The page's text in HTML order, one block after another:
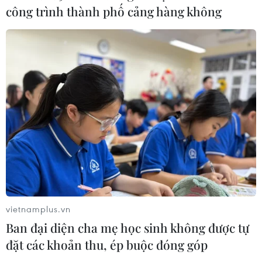
Phân bổ ngân sách chăm sóc sức
khỏe và dân số: Ưu tiên các địa bàn
khó khăn
17/07/2026 22:30
Đà Nẵng tổ chức Lễ hội Sâm Ngọc
Linh 2026: Cam kết 100% sâm thật
17/07/2026 06:09
Tìm ra cơ chế gây bệnh ung thư
xương hiếm gặp
17/07/2026 01:05
công trình thành phố cảng hàng không
vietnamplus.vn
Ban đại diện cha mẹ học sinh không được tự
đặt các khoản thu, ép buộc đóng góp